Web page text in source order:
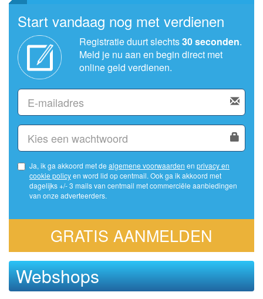
Start vandaag nog met verdienen
Registratie duurt slechts30 seconden.
Meld je nu aan en begin direct met
online geld verdienen.
Ja, ik ga akkoord met de algemene voorwaarden en privacy en
cookie policy
dagelijks +/- 3 mails van centmail met commerciële aanbiedingen
van onze adverteerders.
GRATIS AANMELDEN
Webshops